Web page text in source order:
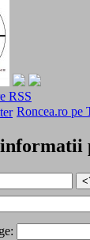
RSS
Roncea.ro pe